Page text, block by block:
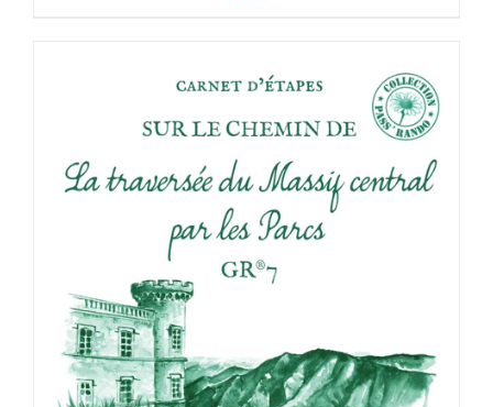
ACHETER LE PRODUIT / DÉTAILS